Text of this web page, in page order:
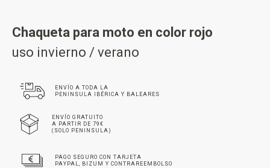
Chaqueta para moto en color rojo
uso invierno / verano
ENVÍO A TODA LA
PENINSULA IBÉRICA Y BALEARES
ENVÍO GRATUITO
A PARTIR DE 79€
(SOLO PENINSULA)
PAGO SEGURO CON TARJETA
PAYPAL, BIZUM Y CONTRAREEMBOLSO